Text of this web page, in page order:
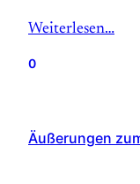
Weiterlesen…
0
Äußerungen